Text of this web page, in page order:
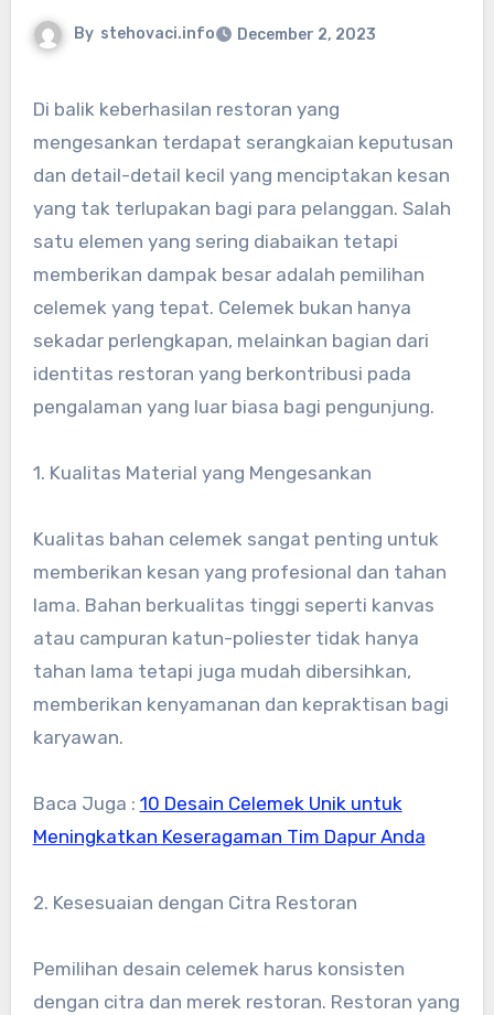
By stehovaci.info December 2, 2023
Di balik keberhasilan restoran yang
mengesankan terdapat serangkaian keputusan
dan detail-detail kecil yang menciptakan kesan
yang tak terlupakan bagi para pelanggan. Salah
satu elemen yang sering diabaikan tetapi
memberikan dampak besar adalah pemilihan
celemek yang tepat. Celemek bukan hanya
sekadar perlengkapan, melainkan bagian dari
identitas restoran yang berkontribusi pada
pengalaman yang luar biasa bagi pengunjung.
1. Kualitas Material yang Mengesankan
Kualitas bahan celemek sangat penting untuk
memberikan kesan yang profesional dan tahan
lama. Bahan berkualitas tinggi seperti kanvas
atau campuran katun-poliester tidak hanya
tahan lama tetapi juga mudah dibersihkan,
memberikan kenyamanan dan kepraktisan bagi
karyawan.
Baca Juga : 10 Desain Celemek Unik untuk
Meningkatkan Keseragaman Tim Dapur Anda
2. Kesesuaian dengan Citra Restoran
Pemilihan desain celemek harus konsisten
dengan citra dan merek restoran. Restoran yang